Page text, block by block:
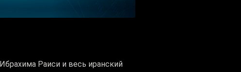
Раиси и весь иранский